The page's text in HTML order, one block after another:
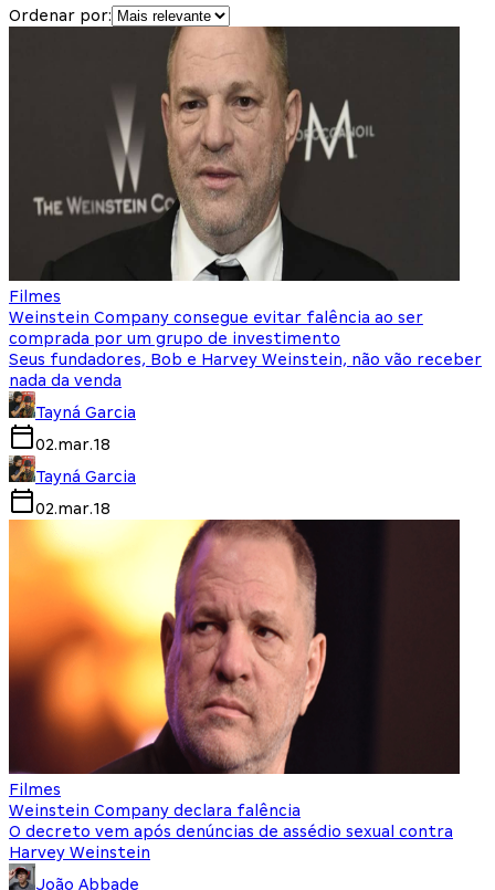
Ordenar por:
Filmes
Weinstein Company consegue evitar falência ao ser
comprada por um grupo de investimento
Seus fundadores, Bob e Harvey Weinstein, não vão receber
nada da venda
Tayná Garcia
02.mar.18
Tayná Garcia
02.mar.18
Filmes
Weinstein Company declara falência
O decreto vem após denúncias de assédio sexual contra
Harvey Weinstein
João Abbade